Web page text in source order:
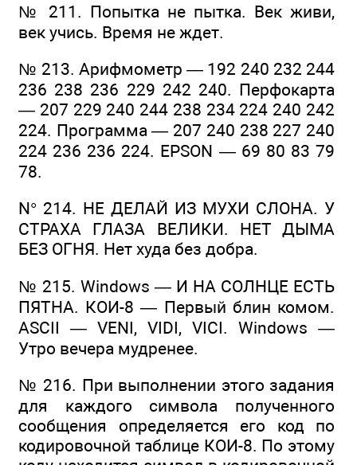
№ 211. Попытка не пытка. Век живи,
век учись. Время не ждет.
№ 213. Арифмометр — 192 240 232 244
236 238 236 229 242 240. Перфокарта
— 207 229 240 244 238 234 224 240 242
224. Программа — 207 240 238 227 240
224 236 236 224. EPSON — 69 80 83 79
78.
N° 214. НЕ ДЕЛАЙ ИЗ МУХИ СЛОНА. У
СТРАХА ГЛАЗА ВЕЛИКИ. НЕТ ДЫМА
БЕЗ ОГНЯ. Нет худа без добра.
№ 215. Windows — И НА СОЛНЦЕ ЕСТЬ
ПЯТНА. КОИ-8 — Первый блин комом.
ASCII — VENI, VIDI, VICI. Windows —
Утро вечера мудренее.
№ 216. При выполнении этого задания
для каждого символа полученного
сообщения определяется его код по
кодировочной таблице КОИ-8. По этому